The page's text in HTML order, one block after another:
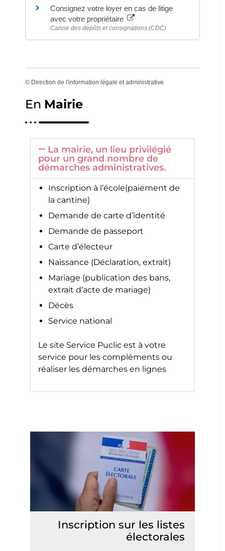
Consignez votre loyer en cas de litige
avec votre propriétaire
Caisse des dépôts et consignations (CDC)
© Direction de l'information légale et administrative
En Mairie
La mairie, un lieu privilégié
pour un grand nombre de
démarches administratives.
Inscription à l’école(paiement de
la cantine)
Demande de carte d’identité
Demande de passeport
Carte d’électeur
Naissance (Déclaration, extrait)
Mariage (publication des bans,
extrait d’acte de mariage)
Décès
Service national
Le site Service Puclic est à votre
service pour les compléments ou
réaliser les démarches en lignes
Inscription sur les listes
électorales